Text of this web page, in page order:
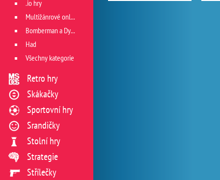
.io hry
Multižánrové online hry
Bomberman a Dyna Blaster
Had
Všechny kategorie
Retro hry
Skákačky
Sportovní hry
Srandičky
Stolní hry
Strategie
Střílečky